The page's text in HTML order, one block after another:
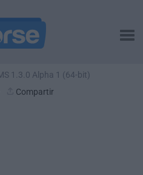
1.3.0 Alpha 1 (64-bit)
Compartir